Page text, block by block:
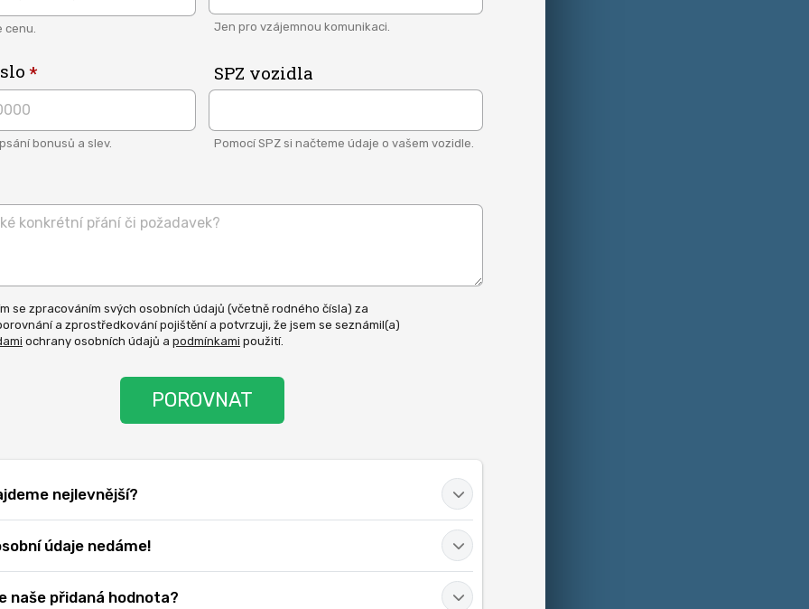
cenu. Jen pro vzájemnou komunikaci.
bonusů a slev.
SPZ vozidla
Pomocí SPZ si načteme údaje o vašem vozidle.
se zpracováním svých osobních údajů (včetně rodného čísla) za
a zprostředkování pojištění a potvrzuji, že jsem se seznámil(a)
ochrany osobních údajů a podmínkami použití.
nejlevnější?
údaje nedáme!
naše přidaná hodnota?